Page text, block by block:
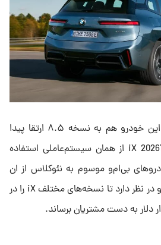
سیستم اطلاعات سرگرمی این خودرو هم به نسخه ۸.۵ ارتقا پیدا
کرده است؛ یعنی بی‌ام‌و iX 20267 از همان سیستم‌عاملی استفاده
بی‌ام‌و موسوم به نئوکلاس از ان
بهره‌مند خواهند شد. بی‌ام‌و در نظر دارد تا نسخه‌های مختلف iX را در